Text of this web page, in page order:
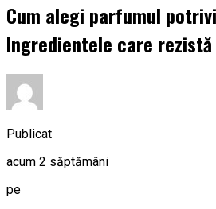
Cum alegi parfumul
Ingredientele care
Publicat
acum 2 săptămâni
pe